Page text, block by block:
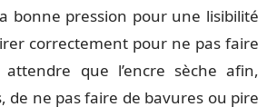
bonne pression pour une lisibilité
correctement pour ne pas faire
que l’encre sèche afin,
de ne pas faire de bavures ou pire